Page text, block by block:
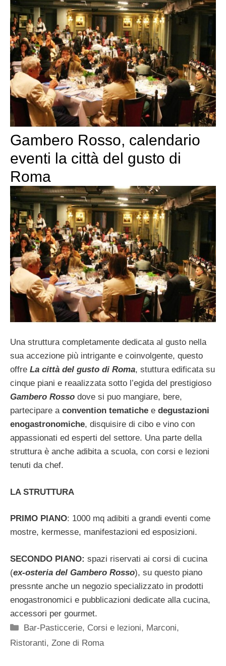
Gambero Rosso, calendario
eventi la città del gusto di
Roma
Una struttura completamente dedicata al gusto nella
sua accezione più intrigante e coinvolgente, questo
offre La città del gusto di Roma, stuttura edificata su
cinque piani e reaalizzata sotto l’egida del prestigioso
Gambero Rosso dove si puo mangiare, bere,
partecipare a convention tematiche e degustazioni
enogastronomiche, disquisire di cibo e vino con
appassionati ed esperti del settore. Una parte della
struttura è anche adibita a scuola, con corsi e lezioni
tenuti da chef.
LA STRUTTURA
PRIMO PIANO: 1000 mq adibiti a grandi eventi come
mostre, kermesse, manifestazioni ed esposizioni.
SECONDO PIANO: spazi riservati ai corsi di cucina
(ex-osteria del Gambero Rosso), su questo piano
pressnte anche un negozio specializzato in prodotti
enogastronomici e pubblicazioni dedicate alla cucina,
accessori per gourmet.
Categorie
Bar-Pasticcerie, Corsi e lezioni, Marconi,
Ristoranti, Zone di Roma